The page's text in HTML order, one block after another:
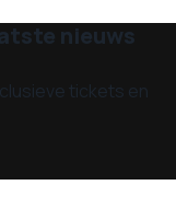
nieuws
tickets en